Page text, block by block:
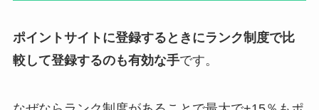
ポイントサイトに登録するときにランク制度で比
較して登録するのも有効な手です。